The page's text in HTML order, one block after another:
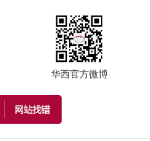
华西官方微博